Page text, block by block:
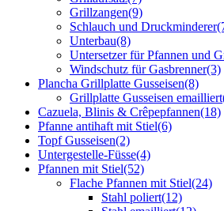
Grillzangen(9)
Schlauch und Druckminderer
Unterbau(8)
Untersetzer für Pfannen und
Windschutz für Gasbrenner(3)
Plancha Grillplatte Gusseisen(8)
Grillplatte Gusseisen emailliert
Cazuela, Blinis & Crêpepfannen(18)
Pfanne antihaft mit Stiel(6)
Topf Gusseisen(2)
Untergestelle-Füsse(4)
Pfannen mit Stiel(52)
Flache Pfannen mit Stiel(24)
Stahl poliert(12)